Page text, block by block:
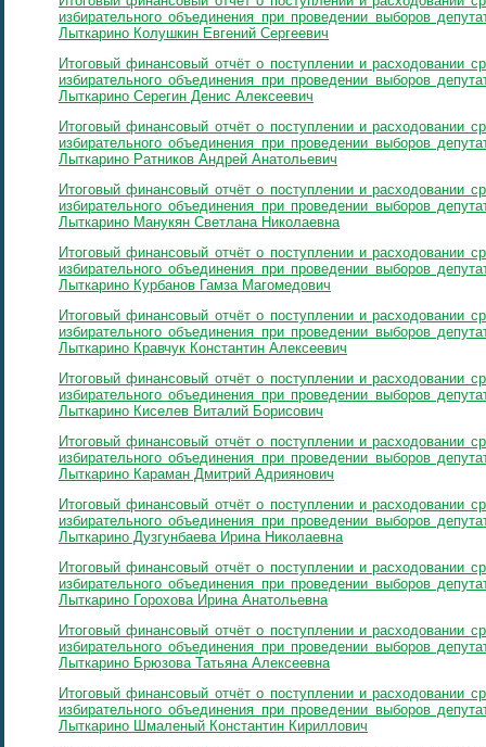
избирательного объединения при проведении выборов
Лыткарино Колушкин Евгений Сергеевич
Итоговый финансовый отчёт о поступлении и расходовании
избирательного объединения при проведении выборов
Лыткарино Серегин Денис Алексеевич
Итоговый финансовый отчёт о поступлении и расходовании
избирательного объединения при проведении выборов
Лыткарино Ратников Андрей Анатольевич
Итоговый финансовый отчёт о поступлении и расходовании
избирательного объединения при проведении выборов
Лыткарино Манукян Светлана Николаевна
Итоговый финансовый отчёт о поступлении и расходовании
избирательного объединения при проведении выборов
Лыткарино Курбанов Гамза Магомедович
Итоговый финансовый отчёт о поступлении и расходовании
избирательного объединения при проведении выборов
Лыткарино Кравчук Константин Алексеевич
Итоговый финансовый отчёт о поступлении и расходовании
избирательного объединения при проведении выборов
Лыткарино Киселев Виталий Борисович
Итоговый финансовый отчёт о поступлении и расходовании
избирательного объединения при проведении выборов
Лыткарино Караман Дмитрий Адриянович
Итоговый финансовый отчёт о поступлении и расходовании
избирательного объединения при проведении выборов
Лыткарино Дузгунбаева Ирина Николаевна
Итоговый финансовый отчёт о поступлении и расходовании
избирательного объединения при проведении выборов
Лыткарино Горохова Ирина Анатольевна
Итоговый финансовый отчёт о поступлении и расходовании
избирательного объединения при проведении выборов
Лыткарино Брюзова Татьяна Алексеевна
Итоговый финансовый отчёт о поступлении и расходовании
избирательного объединения при проведении выборов
Лыткарино Шмаленый Константин Кириллович